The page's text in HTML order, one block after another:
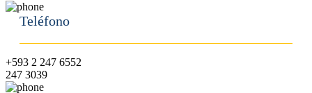
Teléfono
+593 2 247 6552
247 3039